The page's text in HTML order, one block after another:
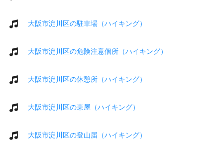
大阪市淀川区の駐車場（ハイキング）
大阪市淀川区の危険注意個所（ハイキング）
大阪市淀川区の休憩所（ハイキング）
大阪市淀川区の東屋（ハイキング）
大阪市淀川区の登山届（ハイキング）